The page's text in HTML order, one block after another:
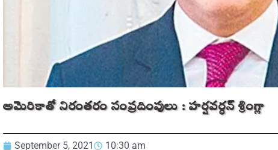
అమెరికాతో నిరంతరం సంప్రదింపులు : హర్షవర్ధన్ శ్రింగ్లా
September 5, 2021 10:30 am